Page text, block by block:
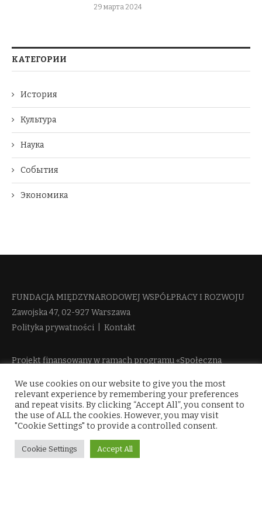
29 марта 2024
КАТЕГОРИИ
История
Культура
Наука
События
Экономика
FUNDACJA MIĘDZYNARODOWEJ WSPÓŁPRACY I ROZWOJU​
Zawojska 47, 02-927 Warszawa
Polityka prywatności
Kontakt
Projekt finansowany w ramach programu «Społeczna
więcej informacji
We use cookies on our website to give you the most
relevant experience by remembering your preferences
and repeat visits. By clicking “Accept All”, you consent to
the use of ALL the cookies. However, you may visit
"Cookie Settings" to provide a controlled consent.
Cookie Settings Accept All